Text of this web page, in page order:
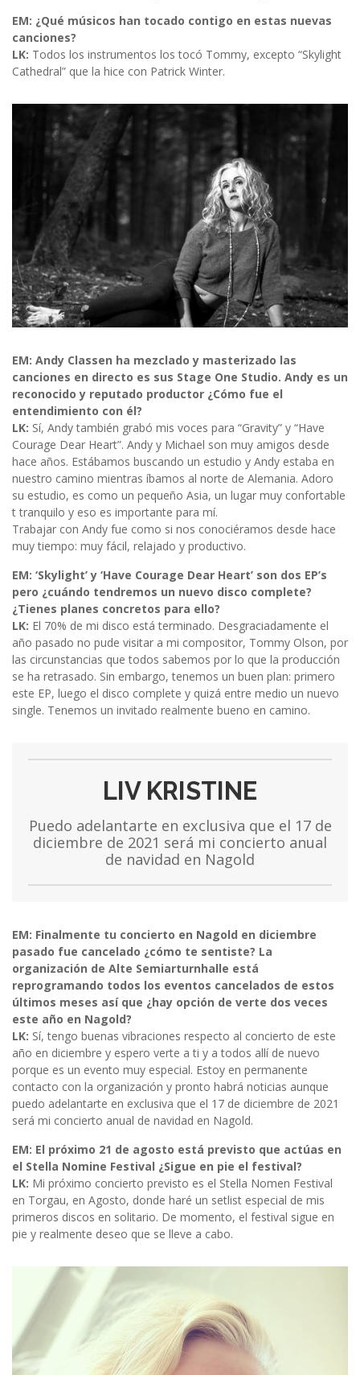
EM: ¿Qué músicos han tocado contigo en estas nuevas
canciones?
LK: Todos los instrumentos los tocó Tommy, excepto “Skylight
Cathedral” que la hice con Patrick Winter.
EM: Andy Classen ha mezclado y masterizado las
canciones en directo es sus Stage One Studio. Andy es un
reconocido y reputado productor ¿Cómo fue el
entendimiento con él?
LK: Sí, Andy también grabó mis voces para “Gravity” y “Have
Courage Dear Heart”. Andy y Michael son muy amigos desde
hace años. Estábamos buscando un estudio y Andy estaba en
nuestro camino mientras íbamos al norte de Alemania. Adoro
su estudio, es como un pequeño Asia, un lugar muy confortable
t tranquilo y eso es importante para mí.
Trabajar con Andy fue como si nos conociéramos desde hace
muy tiempo: muy fácil, relajado y productivo.
EM: ‘Skylight’ y ‘Have Courage Dear Heart’ son dos EP’s
pero ¿cuándo tendremos un nuevo disco complete?
¿Tienes planes concretos para ello?
LK: El 70% de mi disco está terminado. Desgraciadamente el
año pasado no pude visitar a mi compositor, Tommy Olson, por
las circunstancias que todos sabemos por lo que la producción
se ha retrasado. Sin embargo, tenemos un buen plan: primero
este EP, luego el disco complete y quizá entre medio un nuevo
single. Tenemos un invitado realmente bueno en camino.
LIV KRISTINE
Puedo adelantarte en exclusiva que el 17 de
diciembre de 2021 será mi concierto anual
de navidad en Nagold
EM: Finalmente tu concierto en Nagold en diciembre
pasado fue cancelado ¿cómo te sentiste? La
organización de Alte Semiarturnhalle está
reprogramando todos los eventos cancelados de estos
últimos meses así que ¿hay opción de verte dos veces
este año en Nagold?
LK: Sí, tengo buenas vibraciones respecto al concierto de este
año en diciembre y espero verte a ti y a todos allí de nuevo
porque es un evento muy especial. Estoy en permanente
contacto con la organización y pronto habrá noticias aunque
puedo adelantarte en exclusiva que el 17 de diciembre de 2021
será mi concierto anual de navidad en Nagold.
EM: El próximo 21 de agosto está previsto que actúas en
el Stella Nomine Festival ¿Sigue en pie el festival?
LK: Mi próximo concierto previsto es el Stella Nomen Festival
en Torgau, en Agosto, donde haré un setlist especial de mis
primeros discos en solitario. De momento, el festival sigue en
pie y realmente deseo que se lleve a cabo.